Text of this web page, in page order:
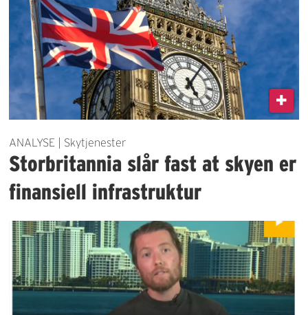
ANALYSE | Skytjenester
Storbritannia slår fast at skyen er
finansiell infrastruktur